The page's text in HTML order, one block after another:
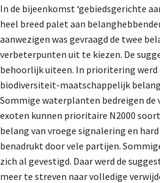
In de bijeenkomst ‘gebiedsgerichte
heel breed palet aan
aanwezigen was gevraagd de twee
verbeterpunten uit te kiezen. De
behoorlijk uiteen. In prioritering werd
biodiversiteit-maatschappelijk
Sommige waterplanten bedreigen de
exoten kunnen prioritaire N2000
belang van vroege signalering en
benadrukt door vele partijen.
zich al gevestigd. Daar werd de
meer te streven naar volledige